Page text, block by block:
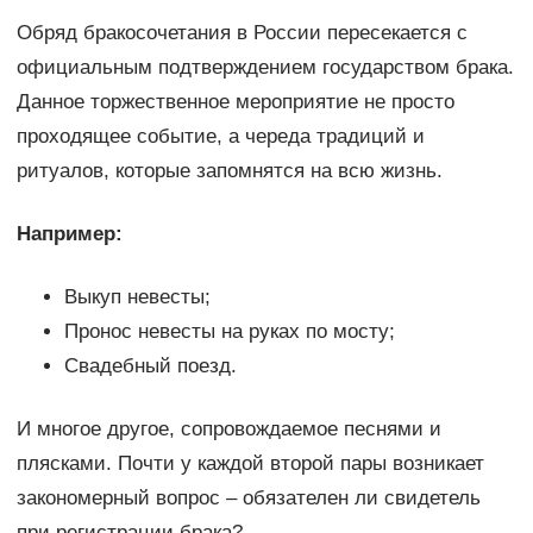
Обряд бракосочетания в России пересекается с
официальным подтверждением государством брака.
Данное торжественное мероприятие не просто
проходящее событие, а череда традиций и
ритуалов, которые запомнятся на всю жизнь.
Например:
Выкуп невесты;
Пронос невесты на руках по мосту;
Свадебный поезд.
И многое другое, сопровождаемое песнями и
плясками. Почти у каждой второй пары возникает
закономерный вопрос – обязателен ли свидетель